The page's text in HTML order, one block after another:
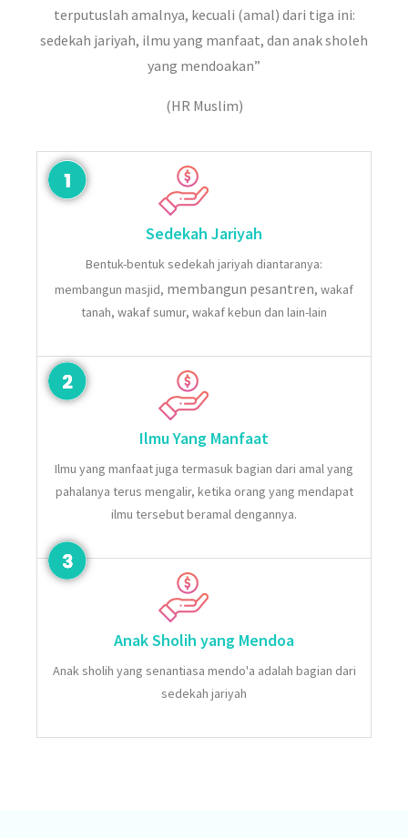
terputuslah amalnya, kecuali (amal) dari tiga ini:
sedekah jariyah, ilmu yang manfaat, dan anak sholeh
yang mendoakan”
(HR Muslim)
Sedekah Jariyah
Bentuk-bentuk sedekah jariyah diantaranya:
membangun masjid, membangun pesantren, wakaf
tanah, wakaf sumur, wakaf kebun dan lain-lain
Ilmu Yang Manfaat
Ilmu yang manfaat juga termasuk bagian dari amal yang
pahalanya terus mengalir, ketika orang yang mendapat
ilmu tersebut beramal dengannya.
Anak Sholih yang Mendoa
Anak sholih yang senantiasa mendo'a adalah bagian dari
sedekah jariyah